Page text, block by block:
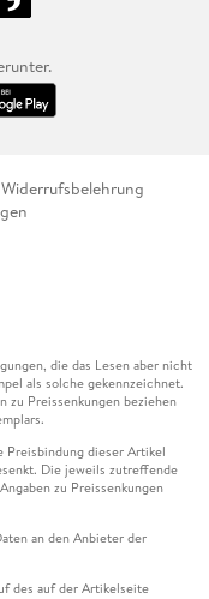
Widerrufsbelehrung
die das Lesen aber nicht
als solche gekennzeichnet.
zu Preissenkungen beziehen
dieser Artikel
Die jeweils zutreffende
zu Preissenkungen
an den Anbieter der
des auf der Artikelseite